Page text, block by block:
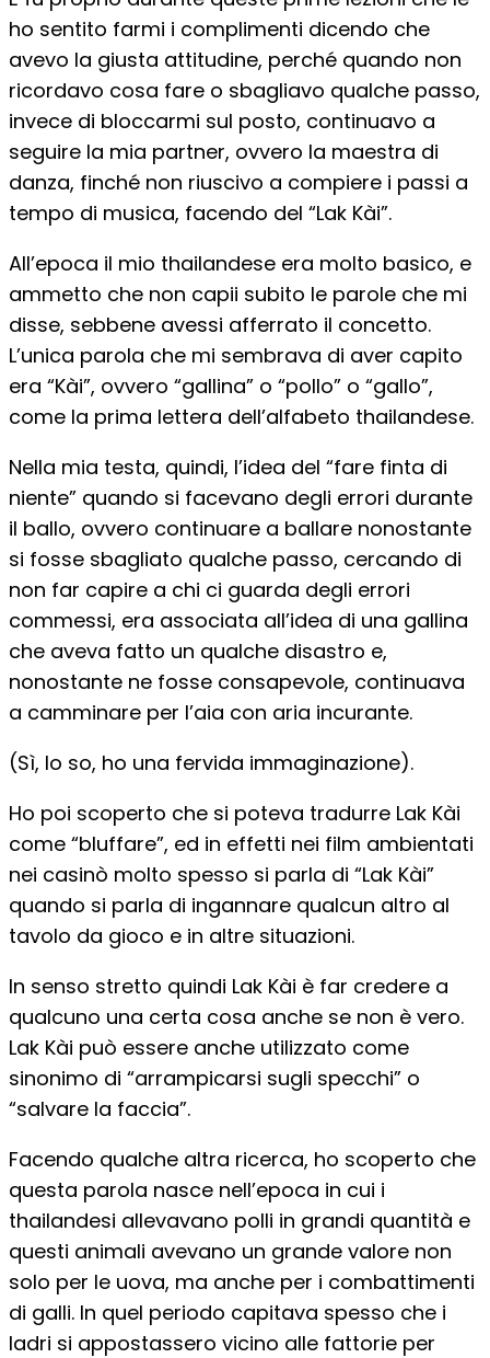
ho sentito farmi i complimenti dicendo che
avevo la giusta attitudine, perché quando non
ricordavo cosa fare o sbagliavo qualche passo,
invece di bloccarmi sul posto, continuavo a
seguire la mia partner, ovvero la maestra di
danza, finché non riuscivo a compiere i passi a
tempo di musica, facendo del “Lak Kài”.
All’epoca il mio thailandese era molto basico, e
ammetto che non capii subito le parole che mi
disse, sebbene avessi afferrato il concetto.
L’unica parola che mi sembrava di aver capito
era “Kài”, ovvero “gallina” o “pollo” o “gallo”,
come la prima lettera dell’alfabeto thailandese.
Nella mia testa, quindi, l’idea del “fare finta di
niente” quando si facevano degli errori durante
il ballo, ovvero continuare a ballare nonostante
si fosse sbagliato qualche passo, cercando di
non far capire a chi ci guarda degli errori
commessi, era associata all’idea di una gallina
che aveva fatto un qualche disastro e,
nonostante ne fosse consapevole, continuava
a camminare per l’aia con aria incurante.
(Sì, lo so, ho una fervida immaginazione).
Ho poi scoperto che si poteva tradurre Lak Kài
come “bluffare”, ed in effetti nei film ambientati
nei casinò molto spesso si parla di “Lak Kài”
quando si parla di ingannare qualcun altro al
tavolo da gioco e in altre situazioni.
In senso stretto quindi Lak Kài è far credere a
qualcuno una certa cosa anche se non è vero.
Lak Kài può essere anche utilizzato come
sinonimo di “arrampicarsi sugli specchi” o
“salvare la faccia”.
Facendo qualche altra ricerca, ho scoperto che
questa parola nasce nell’epoca in cui i
thailandesi allevavano polli in grandi quantità e
questi animali avevano un grande valore non
solo per le uova, ma anche per i combattimenti
di galli. In quel periodo capitava spesso che i
ladri si appostassero vicino alle fattorie per